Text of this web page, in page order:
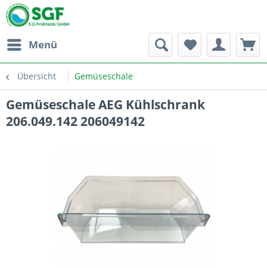
Menü
Übersicht Gemüseschale
Gemüseschale AEG Kühlschrank
206.049.142 206049142